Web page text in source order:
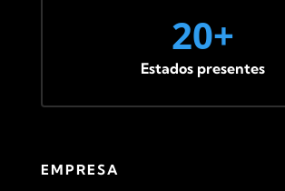
20+
Estados presentes
EMPRESA